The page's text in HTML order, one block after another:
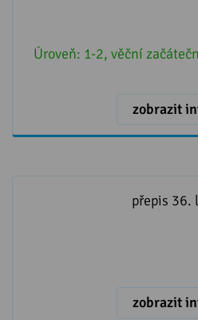
Úroveň: 1-2, věční
zobrazit
přepis 36.
zobrazit